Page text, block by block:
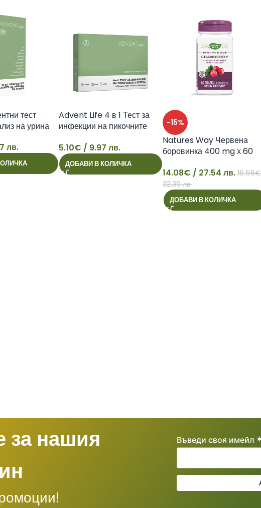
тест
на урина
лв.
Advent Life 4 в 1 Тест за
инфекции на пикочните
5.10€ / 9.97 лв.
ДОБАВИ В КОЛИЧКА
-15%
14
Natures Way Червена
боровинка 400 mg х 60
14.08€ / 27.54 лв.16.56€
32.39 лв.
ДОБАВИ В КОЛИЧКА
за нашия
Въведи своя имейл